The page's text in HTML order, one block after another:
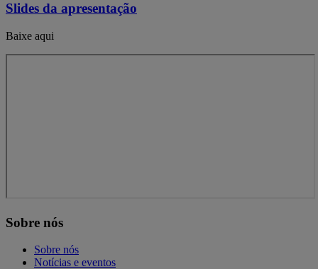
Slides da apresentação
Baixe aqui
Sobre nós
Sobre nós
Notícias e eventos